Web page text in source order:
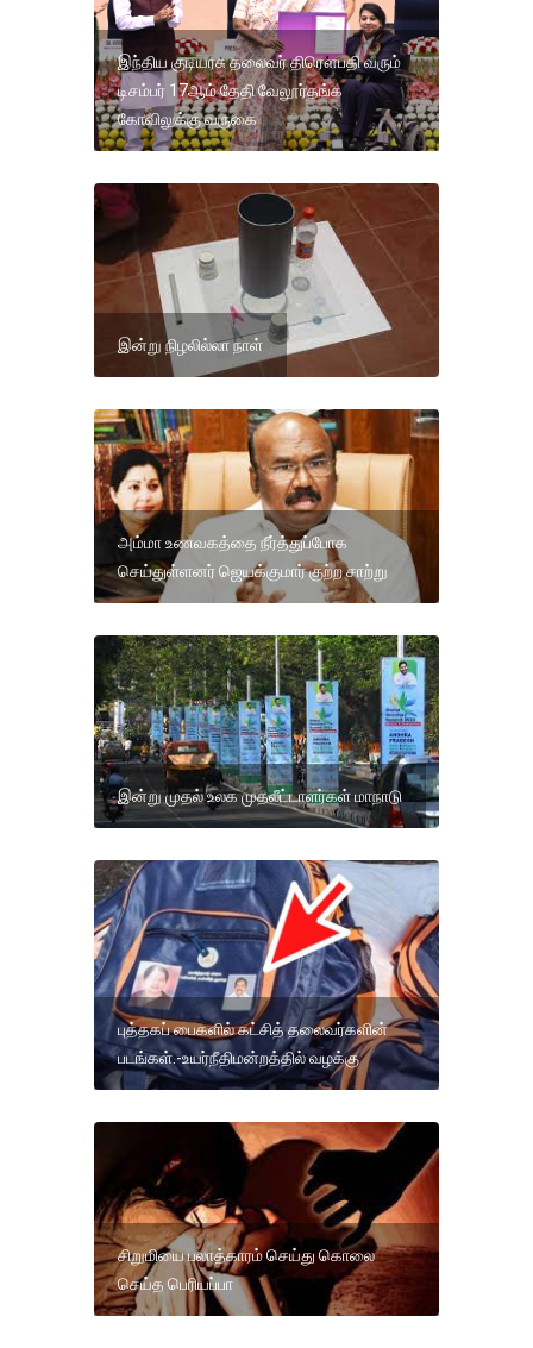
இந்திய குடியரசு தலைவர் திரௌபதி வரும்
டிசம்பர் 17ஆம் தேதி வேலூர்தங்க
கோவிலுக்கு வருகை
இன்று நிழலில்லா நாள்
அம்மா உணவகத்தை நீர்த்துப்போக
செய்துள்ளனர் ஜெயக்குமார் குற்ற சாற்று
இன்று முதல் உலக முதலீட்டாளர்கள் மாநாடு
புத்தகப் பைகளில் கட்சித் தலைவர்களின்
படங்கள்.-உயர்நீதிமன்றத்தில் வழக்கு
சிறுமியை பலாத்காரம் செய்து கொலை
செய்த பெரியப்பா